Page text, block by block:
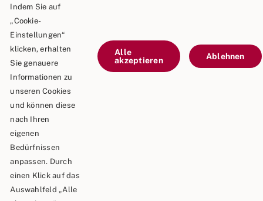
Telefon: 0 90 81 / 75 73
Telefax: 0 90 81 / 75 52
E-Mail: info@schaeble-team.de
Kontaktieren Sie uns
Impressum
Datenschutz
Indem Sie auf
„Cookie-
Einstellungen“
klicken, erhalten
Sie genauere
Informationen zu
unseren Cookies
und können diese
nach Ihren
eigenen
Bedürfnissen
anpassen. Durch
einen Klick auf das
Auswahlfeld „Alle
Alle
akzeptieren
Ablehnen